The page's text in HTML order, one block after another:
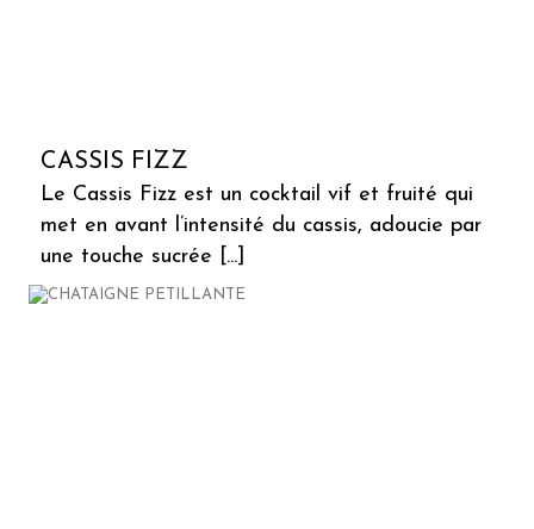
CASSIS FIZZ
Le Cassis Fizz est un cocktail vif et fruité qui
met en avant l’intensité du cassis, adoucie par
une touche sucrée [...]